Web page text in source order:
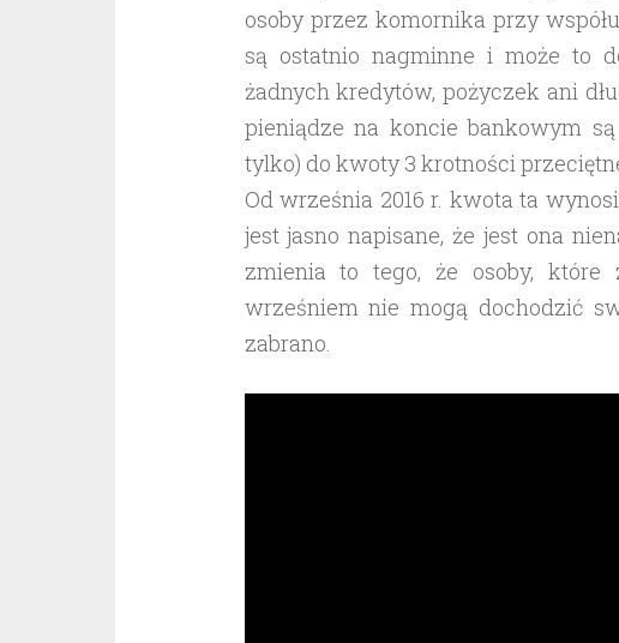
osoby przez komornika przy
są ostatnio nagminne i może to
żadnych kredytów, pożyczek ani
pieniądze na koncie bankowym
tylko) do kwoty 3 krotności
Od września 2016 r. kwota ta
jest jasno napisane, że jest ona
zmienia to tego, że osoby, które
wrześniem nie mogą dochodzić
zabrano.